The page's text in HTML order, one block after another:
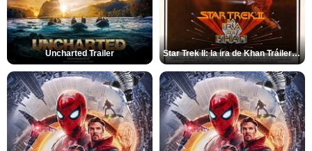
Uncharted Trailer Star Trek II: la ira de Khan Tráiler VO